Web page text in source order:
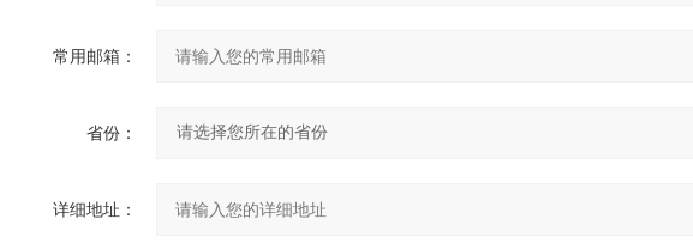
常用邮箱：
省份：
详细地址：